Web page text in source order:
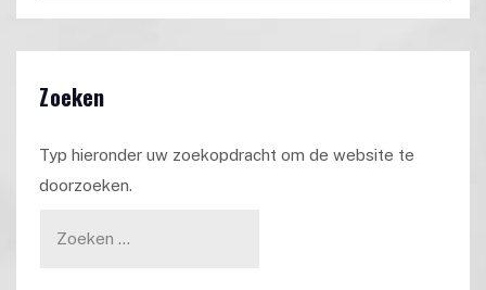
Zoeken
Typ hieronder uw zoekopdracht om de website te
doorzoeken.